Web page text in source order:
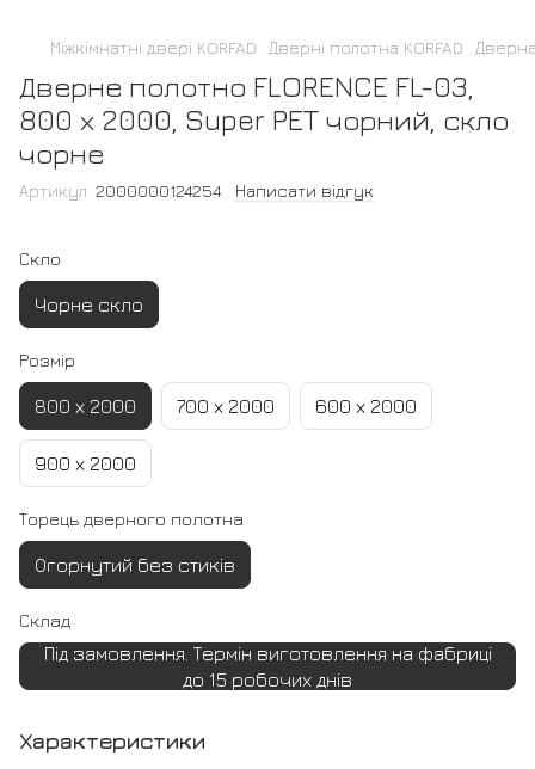
Міжкімнатні двері KORFAD Дверні полотна KORFAD
Дверне полотно FLORENCE FL-03,
800 х 2000, Super PET чорний, скло
чорне
Артикул: 2000000124254 Написати відгук
Скло
Чорне скло
Розмір
800 х 2000 700 х 2000 600 х 2000
900 х 2000
Торець дверного полотна
Огорнутий без стиків
Склад
Під замовлення. Термін виготовлення на фабриці
до 15 робочих днів
Характеристики